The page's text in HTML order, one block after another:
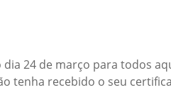
24 de março para todos
tenha recebido o seu